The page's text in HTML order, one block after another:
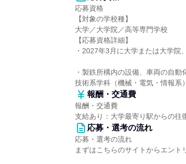
応募資格
【対象の学校種】
大学／大学院／高等専門学校
【応募資格詳細】
・2027年3月に大学または大学院
・製鉄所構内の設備、車両の自動
技術系学科（機械・電気・情報系
報酬・交通費
報酬・交通費
支給あり：大学最寄り駅からの往
応募・選考の流れ
応募・選考の流れ
まずはこちらのサイトからエント